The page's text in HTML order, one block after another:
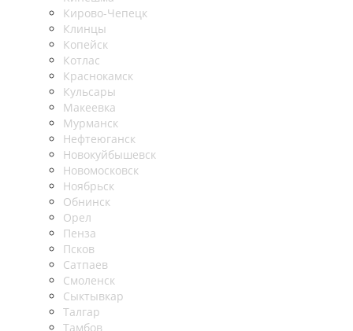
Кирово-Чепецк
Клинцы
Копейск
Котлас
Краснокамск
Кульсары
Макеевка
Мурманск
Нефтеюганск
Новокуйбышевск
Новомосковск
Ноябрьск
Обнинск
Орел
Пенза
Псков
Сатпаев
Смоленск
Сыктывкар
Талгар
Тамбов